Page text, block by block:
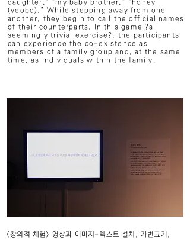
daughter,” “my baby brother,” “honey
(yeobo).” While stepping away from one
another, they begin to call the official names
of their counterparts. In this game ?a
seemingly trivial exercise?, the participants
can experience the co-existence as
members of a family group and, at the same
time, as individuals within the family.
<창의적 체험> 영상과 이미지-텍스트 설치, 가변크기,